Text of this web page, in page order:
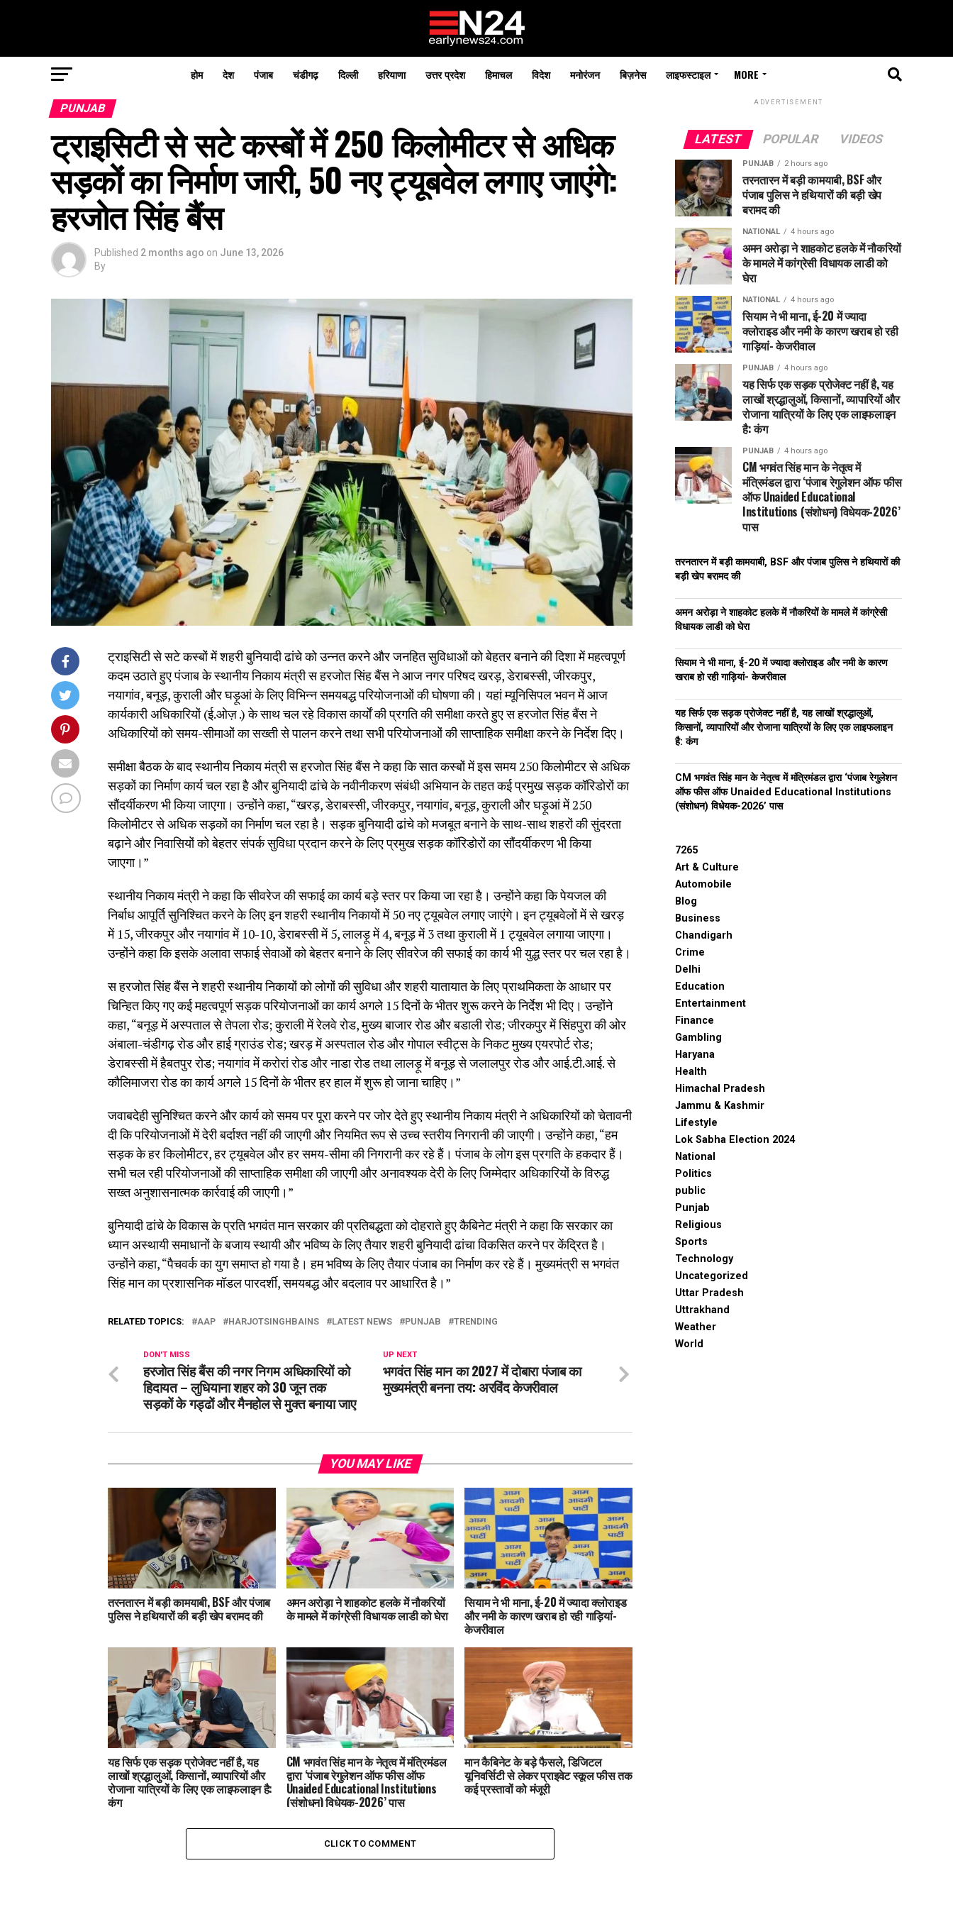
होम देश पंजाब चंडीगढ़ दिल्ली हरियाणा उत्तर प्रदेश हिमाचल विदेश मनोरंजन बिज़नेस लाइफस्टाइल MORE
PUNJAB
ट्राइसिटी से सटे कस्बों में 250 किलोमीटर से अधिक
सड़कों का निर्माण जारी, 50 नए ट्यूबवेल लगाए जाएंगे:
हरजोत सिंह बैंस
Published 2 months ago on June 13, 2026
By
ट्राइसिटी से सटे कस्बों में शहरी बुनियादी ढांचे को उन्नत करने और जनहित सुविधाओं को बेहतर बनाने की दिशा में महत्वपूर्ण
कदम उठाते हुए पंजाब के स्थानीय निकाय मंत्री स हरजोत सिंह बैंस ने आज नगर परिषद खरड़, डेराबस्सी, जीरकपुर,
नयागांव, बनूड़, कुराली और घड़ूआं के लिए विभिन्न समयबद्ध परियोजनाओं की घोषणा की। यहां म्यूनिसिपल भवन में आज
कार्यकारी अधिकारियों (ई.ओज़ .) के साथ चल रहे विकास कार्यों की प्रगति की समीक्षा करते हुए स हरजोत सिंह बैंस ने
अधिकारियों को समय-सीमाओं का सख्ती से पालन करने तथा सभी परियोजनाओं की साप्ताहिक समीक्षा करने के निर्देश दिए।
समीक्षा बैठक के बाद स्थानीय निकाय मंत्री स हरजोत सिंह बैंस ने कहा कि सात कस्बों में इस समय 250 किलोमीटर से अधिक
सड़कों का निर्माण कार्य चल रहा है और बुनियादी ढांचे के नवीनीकरण संबंधी अभियान के तहत कई प्रमुख सड़क कॉरिडोरों का
सौंदर्यीकरण भी किया जाएगा। उन्होंने कहा, “खरड़, डेराबस्सी, जीरकपुर, नयागांव, बनूड़, कुराली और घड़ूआं में 250
किलोमीटर से अधिक सड़कों का निर्माण चल रहा है। सड़क बुनियादी ढांचे को मजबूत बनाने के साथ-साथ शहरों की सुंदरता
बढ़ाने और निवासियों को बेहतर संपर्क सुविधा प्रदान करने के लिए प्रमुख सड़क कॉरिडोरों का सौंदर्यीकरण भी किया
जाएगा।”
स्थानीय निकाय मंत्री ने कहा कि सीवरेज की सफाई का कार्य बड़े स्तर पर किया जा रहा है। उन्होंने कहा कि पेयजल की
निर्बाध आपूर्ति सुनिश्चित करने के लिए इन शहरी स्थानीय निकायों में 50 नए ट्यूबवेल लगाए जाएंगे। इन ट्यूबवेलों में से खरड़
में 15, जीरकपुर और नयागांव में 10-10, डेराबस्सी में 5, लालड़ू में 4, बनूड़ में 3 तथा कुराली में 1 ट्यूबवेल लगाया जाएगा।
उन्होंने कहा कि इसके अलावा सफाई सेवाओं को बेहतर बनाने के लिए सीवरेज की सफाई का कार्य भी युद्ध स्तर पर चल रहा है।
स हरजोत सिंह बैंस ने शहरी स्थानीय निकायों को लोगों की सुविधा और शहरी यातायात के लिए प्राथमिकता के आधार पर
चिन्हित किए गए कई महत्वपूर्ण सड़क परियोजनाओं का कार्य अगले 15 दिनों के भीतर शुरू करने के निर्देश भी दिए। उन्होंने
कहा, “बनूड़ में अस्पताल से तेपला रोड; कुराली में रेलवे रोड, मुख्य बाजार रोड और बडाली रोड; जीरकपुर में सिंहपुरा की ओर
अंबाला-चंडीगढ़ रोड और हाई ग्राउंड रोड; खरड़ में अस्पताल रोड और गोपाल स्वीट्स के निकट मुख्य एयरपोर्ट रोड;
डेराबस्सी में हैबतपुर रोड; नयागांव में करोरां रोड और नाडा रोड तथा लालड़ू में बनूड़ से जलालपुर रोड और आई.टी.आई. से
कौलिमाजरा रोड का कार्य अगले 15 दिनों के भीतर हर हाल में शुरू हो जाना चाहिए।”
जवाबदेही सुनिश्चित करने और कार्य को समय पर पूरा करने पर जोर देते हुए स्थानीय निकाय मंत्री ने अधिकारियों को चेतावनी
दी कि परियोजनाओं में देरी बर्दाश्त नहीं की जाएगी और नियमित रूप से उच्च स्तरीय निगरानी की जाएगी। उन्होंने कहा, “हम
सड़क के हर किलोमीटर, हर ट्यूबवेल और हर समय-सीमा की निगरानी कर रहे हैं। पंजाब के लोग इस प्रगति के हकदार हैं।
सभी चल रही परियोजनाओं की साप्ताहिक समीक्षा की जाएगी और अनावश्यक देरी के लिए जिम्मेदार अधिकारियों के विरुद्ध
सख्त अनुशासनात्मक कार्रवाई की जाएगी।”
बुनियादी ढांचे के विकास के प्रति भगवंत मान सरकार की प्रतिबद्धता को दोहराते हुए कैबिनेट मंत्री ने कहा कि सरकार का
ध्यान अस्थायी समाधानों के बजाय स्थायी और भविष्य के लिए तैयार शहरी बुनियादी ढांचा विकसित करने पर केंद्रित है।
उन्होंने कहा, “पैचवर्क का युग समाप्त हो गया है। हम भविष्य के लिए तैयार पंजाब का निर्माण कर रहे हैं। मुख्यमंत्री स भगवंत
सिंह मान का प्रशासनिक मॉडल पारदर्शी, समयबद्ध और बदलाव पर आधारित है।”
RELATED TOPICS: AAP HARJOTSINGHBAINS LATEST NEWS PUNJAB TRENDING
UP NEXT
भगवंत सिंह मान का 2027 में दोबारा पंजाब का
मुख्यमंत्री बनना तय: अरविंद केजरीवाल
DON'T MISS
हरजोत सिंह बैंस की नगर निगम अधिकारियों को
हिदायत – लुधियाना शहर को 30 जून तक
सड़कों के गड्ढों और मैनहोल से मुक्त बनाया जाए
YOU MAY LIKE
तरनतारन में बड़ी कामयाबी, BSF और पंजाब
पुलिस ने हथियारों की बड़ी खेप बरामद की
अमन अरोड़ा ने शाहकोट हलके में नौकरियों
के मामले में कांग्रेसी विधायक लाडी को घेरा
सियाम ने भी माना, ई-20 में ज्यादा क्लोराइड
और नमी के कारण खराब हो रही गाड़ियां-
केजरीवाल
यह सिर्फ एक सड़क प्रोजेक्ट नहीं है, यह
लाखों श्रद्धालुओं, किसानों, व्यापारियों और
रोजाना यात्रियों के लिए एक लाइफलाइन है:
कंग
CM भगवंत सिंह मान के नेतृत्व में मंत्रिमंडल
द्वारा ‘पंजाब रेगुलेशन ऑफ फीस ऑफ
Unaided Educational Institutions
(संशोधन) विधेयक-2026’ पास
मान कैबिनेट के बड़े फैसले, डिजिटल
यूनिवर्सिटी से लेकर प्राइवेट स्कूल फीस तक
कई प्रस्तावों को मंजूरी
CLICK TO COMMENT
ADVERTISEMENT
LATEST POPULAR VIDEOS
PUNJAB 2 hours ago
तरनतारन में बड़ी कामयाबी, BSF और
पंजाब पुलिस ने हथियारों की बड़ी खेप
बरामद की
NATIONAL 4 hours ago
अमन अरोड़ा ने शाहकोट हलके में नौकरियों
के मामले में कांग्रेसी विधायक लाडी को
घेरा
NATIONAL 4 hours ago
सियाम ने भी माना, ई-20 में ज्यादा
क्लोराइड और नमी के कारण खराब हो रही
गाड़ियां- केजरीवाल
PUNJAB 4 hours ago
यह सिर्फ एक सड़क प्रोजेक्ट नहीं है, यह
लाखों श्रद्धालुओं, किसानों, व्यापारियों और
रोजाना यात्रियों के लिए एक लाइफलाइन
है: कंग
PUNJAB 4 hours ago
CM भगवंत सिंह मान के नेतृत्व में
मंत्रिमंडल द्वारा ‘पंजाब रेगुलेशन ऑफ फीस
ऑफ Unaided Educational
Institutions (संशोधन) विधेयक-2026’
पास
तरनतारन में बड़ी कामयाबी, BSF और पंजाब पुलिस ने हथियारों की
बड़ी खेप बरामद की
अमन अरोड़ा ने शाहकोट हलके में नौकरियों के मामले में कांग्रेसी
विधायक लाडी को घेरा
सियाम ने भी माना, ई-20 में ज्यादा क्लोराइड और नमी के कारण
खराब हो रही गाड़ियां- केजरीवाल
यह सिर्फ एक सड़क प्रोजेक्ट नहीं है, यह लाखों श्रद्धालुओं,
किसानों, व्यापारियों और रोजाना यात्रियों के लिए एक लाइफलाइन
है: कंग
CM भगवंत सिंह मान के नेतृत्व में मंत्रिमंडल द्वारा ‘पंजाब रेगुलेशन
ऑफ फीस ऑफ Unaided Educational Institutions
(संशोधन) विधेयक-2026’ पास
7265
Art & Culture
Automobile
Blog
Business
Chandigarh
Crime
Delhi
Education
Entertainment
Finance
Gambling
Haryana
Health
Himachal Pradesh
Jammu & Kashmir
Lifestyle
Lok Sabha Election 2024
National
Politics
public
Punjab
Religious
Sports
Technology
Uncategorized
Uttar Pradesh
Uttrakhand
Weather
World